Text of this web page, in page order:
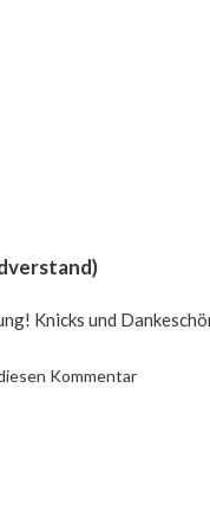
Knicks und
Kommentar